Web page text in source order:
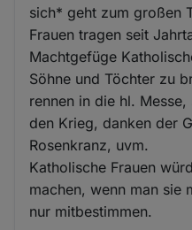
sich* geht zum großen
Frauen tragen seit
Machtgefüge
Söhne und Töchter zu
rennen in die hl.
den Krieg, danken der
Rosenkranz, uvm.
Katholische Frauen
machen, wenn man sie
nur mitbestimmen.